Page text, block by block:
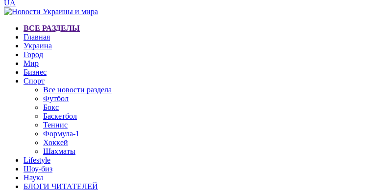
UA
ВСЕ РАЗДЕЛЫ
Главная
Украина
Город
Мир
Бизнес
Спорт
Все новости раздела
Футбол
Бокс
Баскетбол
Теннис
Формула-1
Хоккей
Шахматы
Lifestyle
Шоу-биз
Наука
БЛОГИ ЧИТАТЕЛЕЙ